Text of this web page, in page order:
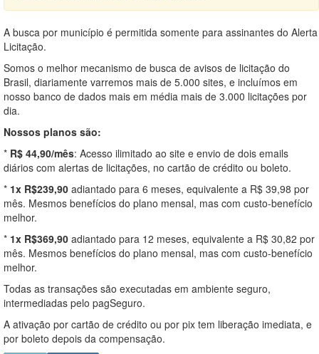
A busca por município é permitida somente para assinantes do Alerta
Licitação.
Somos o melhor mecanismo de busca de avisos de licitação do
Brasil, diariamente varremos mais de 5.000 sites, e incluímos em
nosso banco de dados mais em média mais de 3.000 licitações por
dia.
Nossos planos são:
* R$ 44,90/mês: Acesso ilimitado ao site e envio de dois emails
diários com alertas de licitações, no cartão de crédito ou boleto.
* 1x R$239,90 adiantado para 6 meses, equivalente a R$ 39,98 por
mês. Mesmos benefícios do plano mensal, mas com custo-benefício
melhor.
* 1x R$369,90 adiantado para 12 meses, equivalente a R$ 30,82 por
mês. Mesmos benefícios do plano mensal, mas com custo-benefício
melhor.
Todas as transações são executadas em ambiente seguro,
intermediadas pelo pagSeguro.
A ativação por cartão de crédito ou por pix tem liberação imediata, e
por boleto depois da compensação.